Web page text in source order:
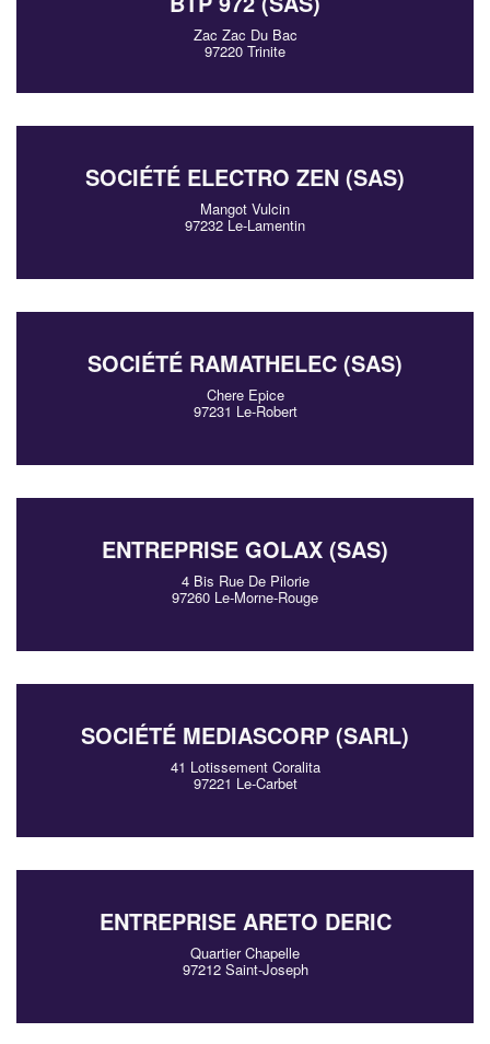
Zac Zac Du Bac
97220 Trinite
SOCIÉTÉ ELECTRO ZEN (SAS)
Mangot Vulcin
97232 Le-Lamentin
SOCIÉTÉ RAMATHELEC (SAS)
Chere Epice
97231 Le-Robert
ENTREPRISE GOLAX (SAS)
4 Bis Rue De Pilorie
97260 Le-Morne-Rouge
SOCIÉTÉ MEDIASCORP (SARL)
41 Lotissement Coralita
97221 Le-Carbet
ENTREPRISE ARETO DERIC
Quartier Chapelle
97212 Saint-Joseph